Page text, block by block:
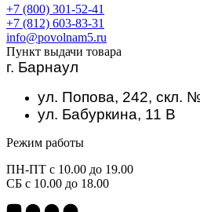
+7 (800) 301-52-41
+7 (812) 603-83-31
info@povolnam5.ru
Пункт выдачи товара
г. Барнаул
ул. Попова, 242, скл.
ул. Бабуркина, 11 В
Режим работы
ПН-ПТ с 10.00 до 19.00
СБ с 10.00 до 18.00